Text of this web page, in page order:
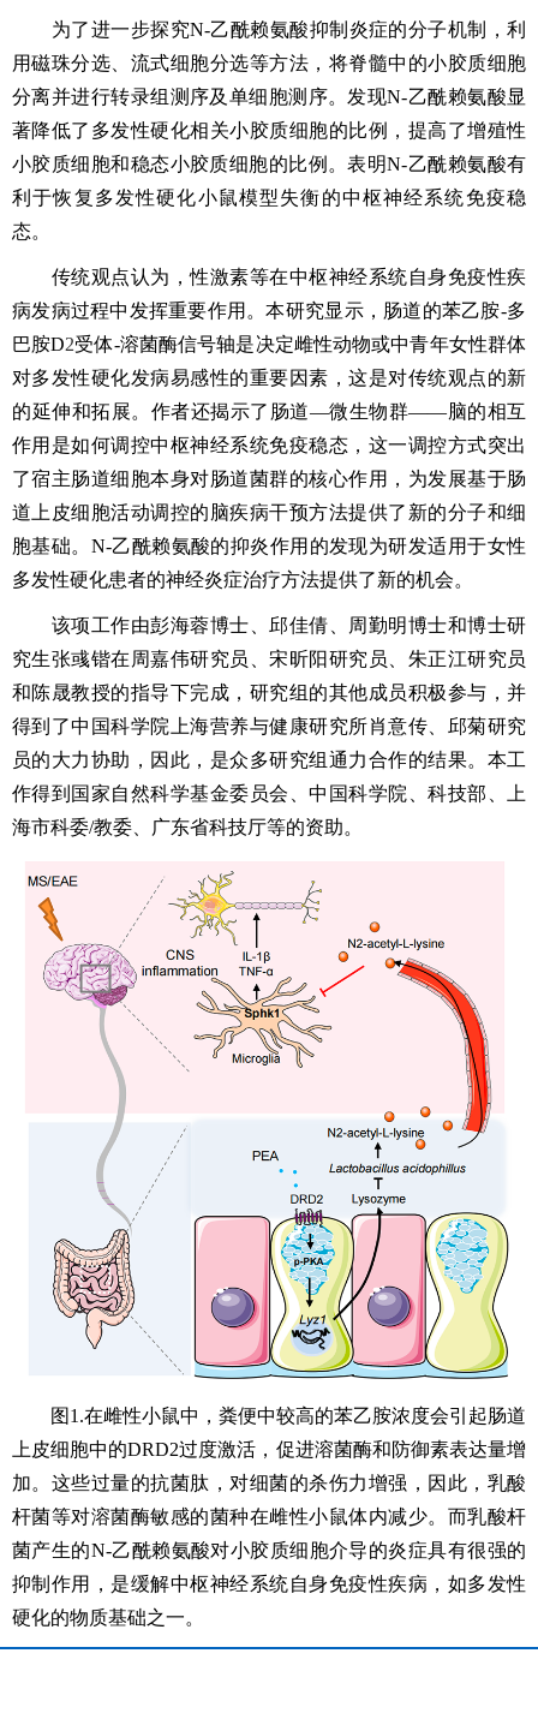
为了进一步探究N-乙酰赖氨酸抑制炎症的分子机制，利
用磁珠分选、流式细胞分选等方法，将脊髓中的小胶质细胞
分离并进行转录组测序及单细胞测序。发现N-乙酰赖氨酸显
著降低了多发性硬化相关小胶质细胞的比例，提高了增殖性
小胶质细胞和稳态小胶质细胞的比例。表明N-乙酰赖氨酸有
利于恢复多发性硬化小鼠模型失衡的中枢神经系统免疫稳
态。
传统观点认为，性激素等在中枢神经系统自身免疫性疾
病发病过程中发挥重要作用。本研究显示，肠道的苯乙胺-多
巴胺D2受体-溶菌酶信号轴是决定雌性动物或中青年女性群体
对多发性硬化发病易感性的重要因素，这是对传统观点的新
的延伸和拓展。作者还揭示了肠道—微生物群——脑的相互
作用是如何调控中枢神经系统免疫稳态，这一调控方式突出
了宿主肠道细胞本身对肠道菌群的核心作用，为发展基于肠
道上皮细胞活动调控的脑疾病干预方法提供了新的分子和细
胞基础。N-乙酰赖氨酸的抑炎作用的发现为研发适用于女性
多发性硬化患者的神经炎症治疗方法提供了新的机会。
该项工作由彭海蓉博士、邱佳倩、周勤明博士和博士研
究生张彧锴在周嘉伟研究员、宋昕阳研究员、朱正江研究员
和陈晟教授的指导下完成， 研究组 的其他成员积极参与，并
得到了中国科学院上海营养与健康研究所肖意传、邱菊研究
员的大力协助，因此，是众多研究组 通力合作的结果。本工
作得到国家自然科学基金委员会、中国科学院、科技部、上
海市科委/教委、广东省科技厅等的资助。
图1.在雌性小鼠中，粪便中较高的苯乙胺浓度会引起肠道
上皮细胞中的DRD2过度激活，促进溶菌酶和防御素表达量增
加。这些过量的抗菌肽，对细菌的杀伤力增强，因此，乳酸
杆菌等对溶菌酶敏感的菌种在雌性小鼠体内减少。而乳酸杆
菌产生的N-乙酰赖氨酸对小胶质细胞介导的炎症具有很强的
抑制作用，是缓解中枢神经系统自身免疫性疾病，如多发性
硬化的物质基础之一。